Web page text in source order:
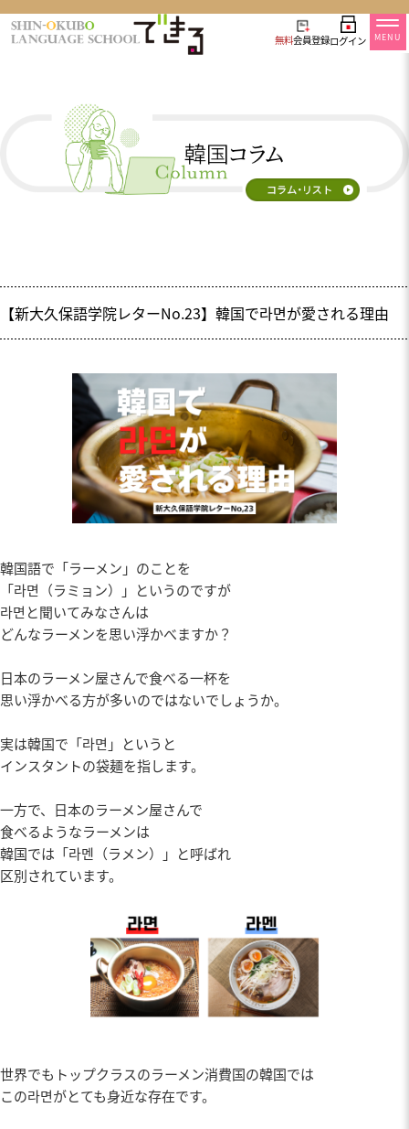
無料会員登録ログイン MENU
【新大久保語学院レターNo.23】韓国で라면が愛される理由
韓国語で「ラーメン」のことを
「라면（ラミョン）」というのですが
라면と聞いてみなさんは
どんなラーメンを思い浮かべますか？
日本のラーメン屋さんで食べる一杯を
思い浮かべる方が多いのではないでしょうか。
実は韓国で「라면」というと
インスタントの袋麺を指します。
一方で、日本のラーメン屋さんで
食べるようなラーメンは
韓国では「라멘（ラメン）」と呼ばれ
区別されています。
世界でもトップクラスのラーメン消費国の韓国では
この라면がとても身近な存在です。